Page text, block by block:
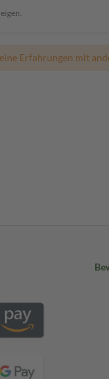
Erfahrungen mit